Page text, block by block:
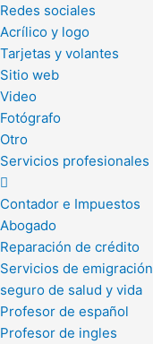
Redes sociales
Acrílico y logo
Tarjetas y volantes
Sitio web
Video
Fotógrafo
Otro
Servicios profesionales
Contador e Impuestos
Abogado
Reparación de crédito
Servicios de emigración
seguro de salud y vida
Profesor de español
Profesor de ingles